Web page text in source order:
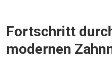
Fortschritt
modernen